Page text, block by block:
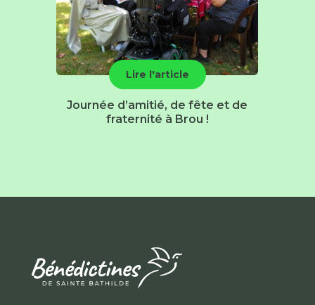
Lire l'article
Journée d’amitié, de fête et de
fraternité à Brou !